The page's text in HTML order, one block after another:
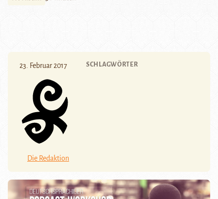
23. Februar 2017
Die Redaktion
SCHLAGWÖRTER